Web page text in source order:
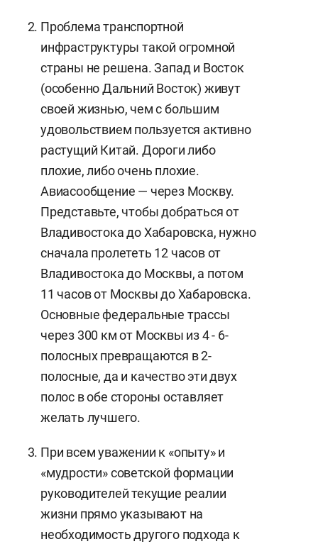
Проблема транспортной
инфраструктуры такой огромной
страны не решена. Запад и Восток
(особенно Дальний Восток) живут
своей жизнью, чем с большим
удовольствием пользуется активно
растущий Китай. Дороги либо
плохие, либо очень плохие.
Авиасообщение — через Москву.
Представьте, чтобы добраться от
Владивостока до Хабаровска, нужно
сначала пролететь 12 часов от
Владивостока до Москвы, а потом
11 часов от Москвы до Хабаровска.
Основные федеральные трассы
через 300 км от Москвы из 4 - 6-
полосных превращаются в 2-
полосные, да и качество эти двух
полос в обе стороны оставляет
желать лучшего.
При всем уважении к «опыту» и
«мудрости» советской формации
руководителей текущие реалии
жизни прямо указывают на
необходимость другого подхода к